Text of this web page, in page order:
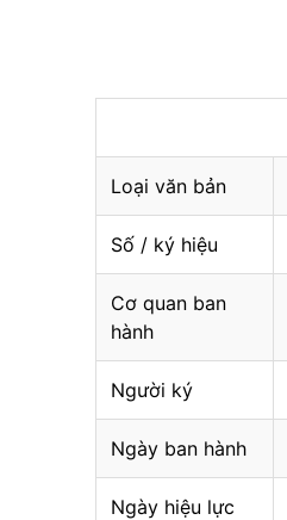
Loại văn bản
Số / ký hiệu
Cơ quan ban
hành
Người ký
Ngày ban hành
Ngày hiệu lực